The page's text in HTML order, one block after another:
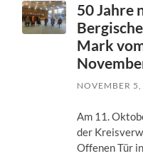
50 Jahre
Mark
NOVEMBER
Am 11.
der
Offenen Tür